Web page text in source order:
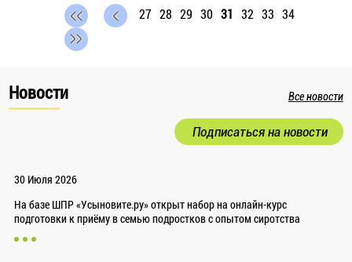
27 28 29 30 31 32 33 34
Новости Все новости
Подписаться на новости
30 Июля 2026
На базе ШПР «Усыновите.ру» открыт набор на онлайн-курс
подготовки к приёму в семью подростков с опытом сиротства